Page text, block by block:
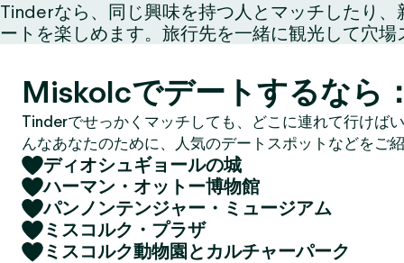
Tinderなら、同じ興味を持つ人とマッチしたり
ートを楽しめます。旅行先を一緒に観光して穴
Miskolcでデートするなら
Tinderでせっかくマッチしても、どこに連れて行けば
んなあなたのために、人気のデートスポットなどをご
ディオシュギョールの城
ハーマン・オットー博物館
パンノンテンジャー・ミュージアム
ミスコルク・プラザ
ミスコルク動物園とカルチャーパーク